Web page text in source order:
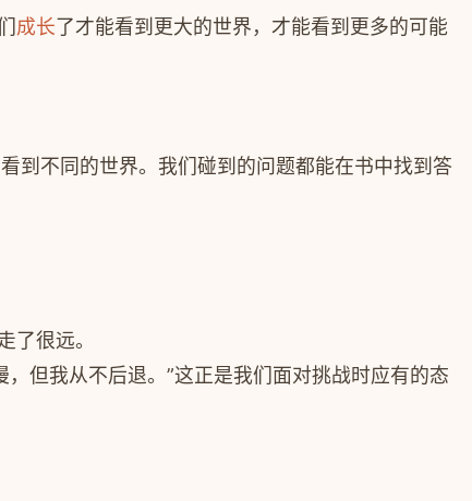
成长了才能看到更大的世界，才能看到更多的可能
到不同的世界。我们碰到的问题都能在书中找到答
了很远。
但我从不后退。”这正是我们面对挑战时应有的态